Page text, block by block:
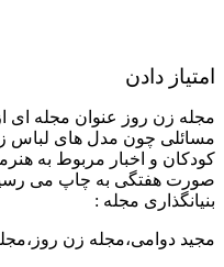
امتیاز دادن
مجله زن روز عنوان مجله ای
مسائلی چون مدل های لباس
کودکان و اخبار مربوط به
صورت هفتگی به چاپ می
بنیانگذاری مجله :
مجید دوامی،مجله زن